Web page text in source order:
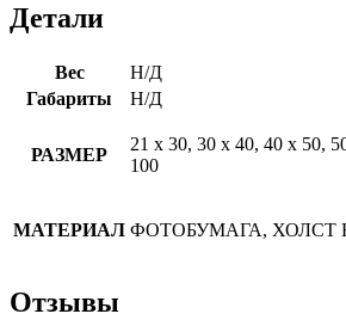
Детали
Вес
Н/Д
Габариты
Н/Д
РАЗМЕР
21 х 30, 30 х 40, 40 х 50,
100
МАТЕРИАЛ ФОТОБУМАГА, ХОЛСТ
Отзывы